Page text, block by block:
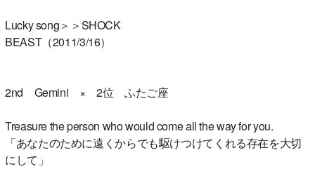
Lucky song＞＞SHOCK
BEAST（2011/3/16）
2nd Gemini × 2位 ふたご座
Treasure the person who would come all the way for you.
「あなたのために遠くからでも駆けつけてくれる存在を大切
にして」